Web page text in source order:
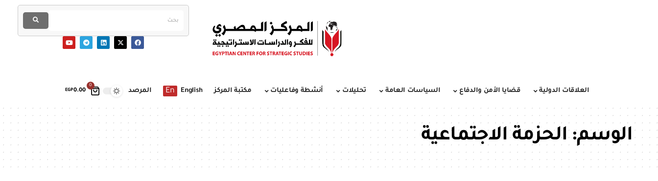
0
EGP0.00 العلاقات الدولية قضايا الأمن والدفاع السياسات العامة تحليلات أنشطة وفاعليات مكتبة المركز English
En المرصد
الوسم:الحزمة الاجتماعية